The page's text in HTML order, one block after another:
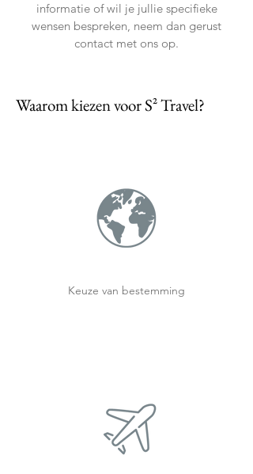
informatie of wil je jullie specifieke
wensen bespreken, neem dan gerust
contact met ons op.
Waarom kiezen voor S² Travel?
Keuze van bestemming